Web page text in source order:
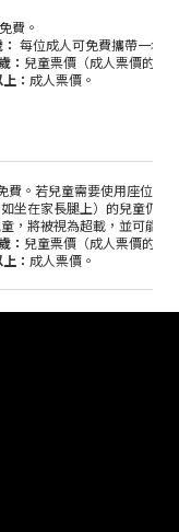
免費。
每位成人可免費攜帶一名
： 兒童票價（成人票價的半
： 成人票價。
費。若兒童需要使用座位，
坐在家長腿上）的兒童仍
，將被視為超載，並可能導
： 兒童票價（成人票價的半
： 成人票價。